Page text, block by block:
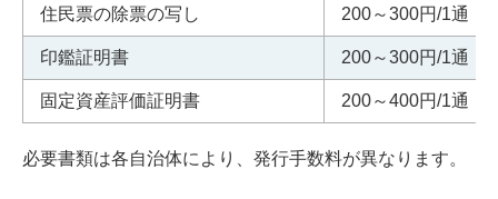
住民票の除票の写し 200～300円/1通
印鑑証明書 200～300円/1通
固定資産評価証明書 200～400円/1通
必要書類は各自治体により、発行手数料が異なります。